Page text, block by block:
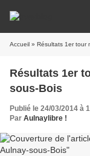
Accueil » Résultats 1er tour
Résultats 1er
sous-Bois
Publié le 24/03/2014 à
Par Aulnaylibre !